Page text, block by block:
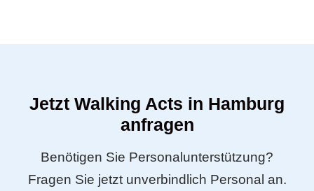
Jetzt Walking Acts in Hamburg
anfragen
Benötigen Sie Personalunterstützung?
Fragen Sie jetzt unverbindlich Personal an.